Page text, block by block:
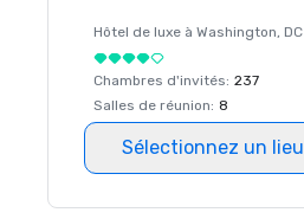
Hôtel de luxe à Washington, DC
Chambres d'invités: 237
Salles de réunion: 8
Sélectionnez un lieu